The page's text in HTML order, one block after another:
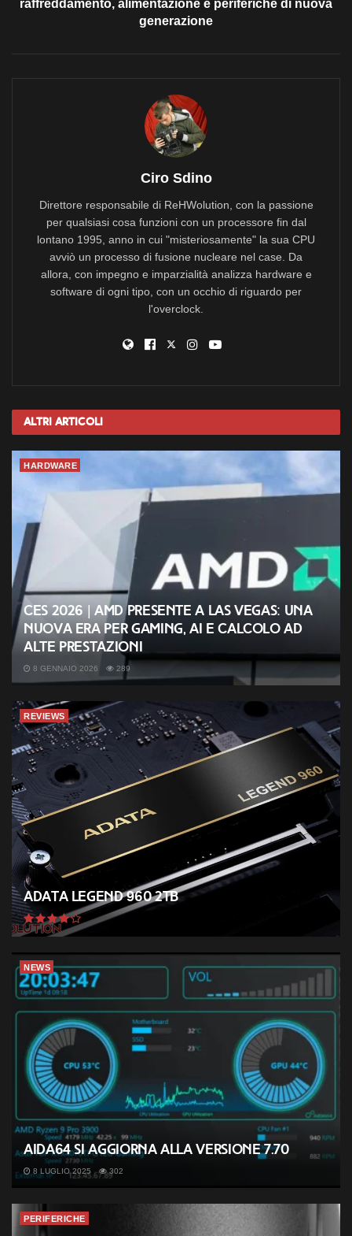
raffreddamento, alimentazione e periferiche di nuova
generazione
Ciro Sdino
Direttore responsabile di ReHWolution, con la passione
per qualsiasi cosa funzioni con un processore fin dal
lontano 1995, anno in cui "misteriosamente" la sua CPU
avviò un processo di fusione nucleare nel case. Da
allora, con impegno e imparzialità analizza hardware e
software di ogni tipo, con un occhio di riguardo per
l'overclock.
Altri Articoli
HARDWARE
CES 2026 | AMD presente a Las Vegas: una
nuova era per gaming, AI e calcolo ad
alte prestazioni
8 GENNAIO 2026 289
REVIEWS
ADATA Legend 960 2TB
NEWS
AIDA64 si aggiorna alla versione 7.70
8 LUGLIO 2025 302
PERIFERICHE